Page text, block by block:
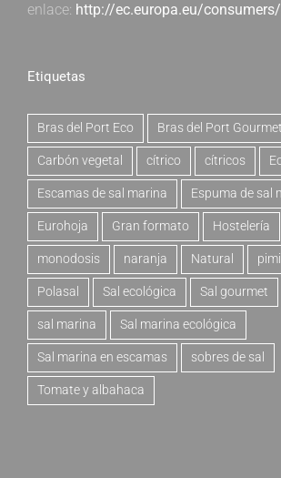
enlace: http://ec.europa.eu/
Etiquetas
Bras del Port Eco Bras del Port Gourmet
Carbón vegetal cítrico cítricos
Escamas de sal marina Espuma de sal
Eurohoja Gran formato Hostelería
monodosis naranja Natural
Polasal Sal ecológica Sal gourmet
sal marina Sal marina ecológica
Sal marina en escamas sobres de sal
Tomate y albahaca